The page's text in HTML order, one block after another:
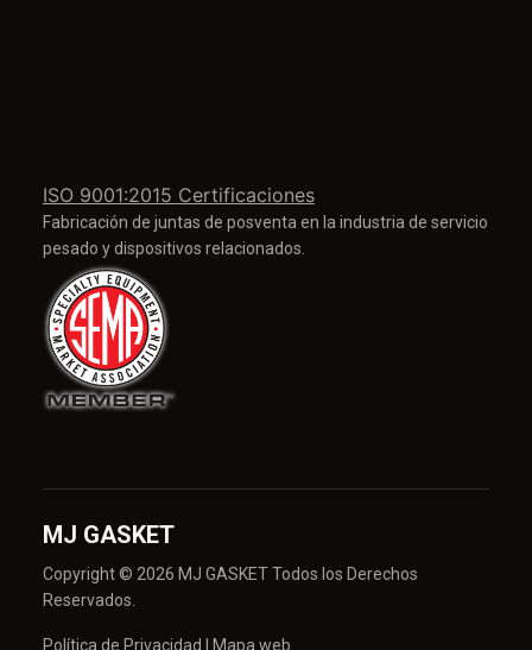
ISO 9001:2015 Certificaciones
Fabricación de juntas de posventa en la industria de servicio
pesado y dispositivos relacionados.
MJ GASKET
Copyright © 2026 MJ GASKET Todos los Derechos
Reservados.
Política de Privacidad Mapa web